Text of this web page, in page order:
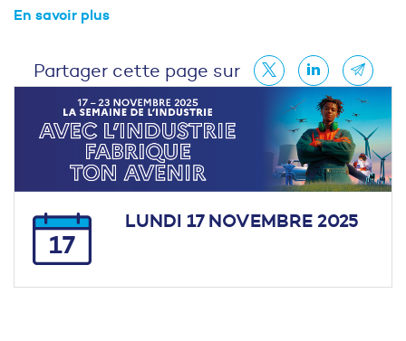
En savoir plus
Partager cette page sur
17
LUNDI 17 NOVEMBRE 2025